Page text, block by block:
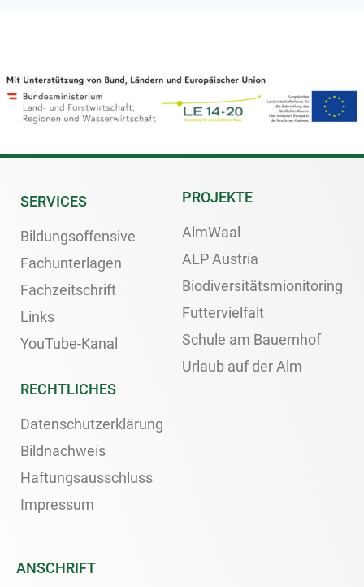
SERVICES
Bildungsoffensive
Fachunterlagen
Fachzeitschrift
Links
YouTube-Kanal
PROJEKTE
AlmWaal
ALP Austria
Biodiversitätsmionitoring
Futtervielfalt
Schule am Bauernhof
Urlaub auf der Alm
RECHTLICHES
Datenschutzerklärung
Bildnachweis
Haftungsausschluss
Impressum
ANSCHRIFT